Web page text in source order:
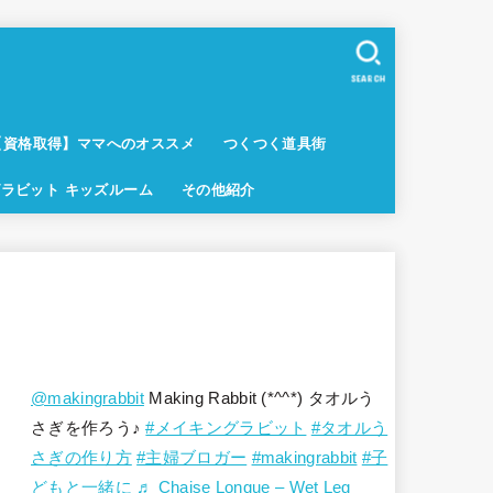
資格取得】ママへのオススメ つくつく道具街
ビット キッズルーム その他紹介
SEARCH
@makingrabbitMaking Rabbit (*^^*) タオルう
さぎを作ろう♪#メイキングラビット #タオルう
さぎの作り方 #主婦ブロガー #makingrabbit #子
どもと一緒に ♬ Chaise Longue – Wet Leg